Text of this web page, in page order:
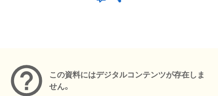
この資料にはデジタルコンテンツが存在しま
せん。